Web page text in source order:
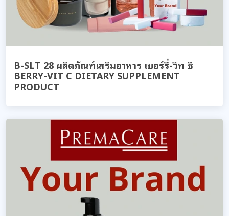
B-SLT 28 ผลิตภัณฑ์เสริมอาหาร เบอร์รี่-วิท ซี
BERRY-VIT C DIETARY SUPPLEMENT
PRODUCT